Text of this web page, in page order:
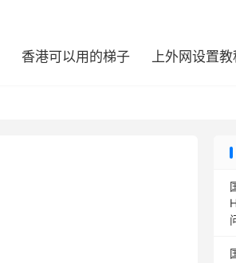
香港可以用的梯子 上外网设置教